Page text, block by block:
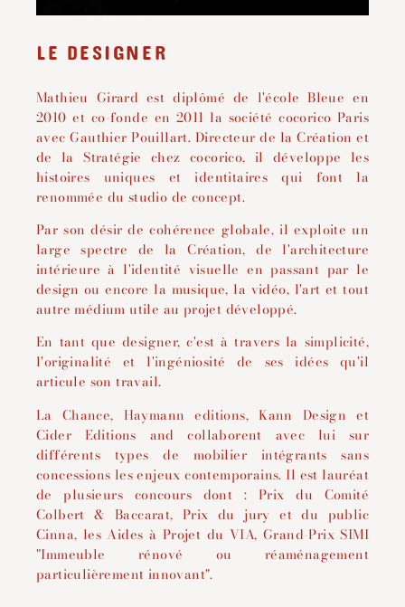
LE DESIGNER
Mathieu Girard est diplômé de l'école Bleue en
2010 et co-fonde en 2011 la société cocorico Paris
avec Gauthier Pouillart. Directeur de la Création et
de la Stratégie chez cocorico, il développe les
histoires uniques et identitaires qui font la
renommée du studio de concept.
Par son désir de cohérence globale, il exploite un
large spectre de la Création, de l'architecture
intérieure à l'identité visuelle en passant par le
design ou encore la musique, la vidéo, l'art et tout
autre médium utile au projet développé.
En tant que designer, c'est à travers la simplicité,
l'originalité et l'ingéniosité de ses idées qu'il
articule son travail.
La Chance, Haymann editions, Kann Design et
Cider Editions and collaborent avec lui sur
différents types de mobilier intégrants sans
concessions les enjeux contemporains. Il est lauréat
de plusieurs concours dont : Prix du Comité
Colbert & Baccarat, Prix du jury et du public
Cinna, les Aides à Projet du VIA, Grand-Prix SIMI
"Immeuble rénové ou réaménagement
particulièrement innovant".